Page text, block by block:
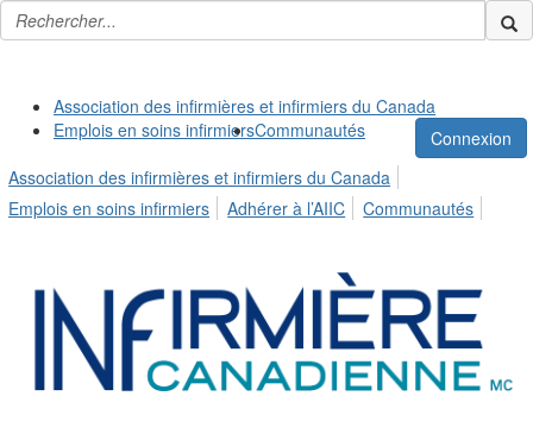
Association des infirmières et infirmiers du Canada
Emplois en soins infirmiersCommunautés
Connexion
Association des infirmières et infirmiers du Canada
Emplois en soins infirmiers
Adhérer à l’AIIC Communautés